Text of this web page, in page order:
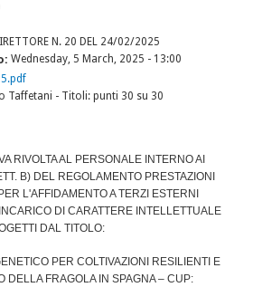
N. 20 DEL 24/02/2025
Wednesday, 5 March, 2025 - 13:00
Taffetani - Titoli: punti 30 su 30
RIVOLTA AL PERSONALE INTERNO AI
B) DEL REGOLAMENTO PRESTAZIONI
L'AFFIDAMENTO A TERZI ESTERNI
DI CARATTERE INTELLETTUALE
DAL TITOLO:
PER COLTIVAZIONI RESILIENTI E
DELLA FRAGOLA IN SPAGNA – CUP: